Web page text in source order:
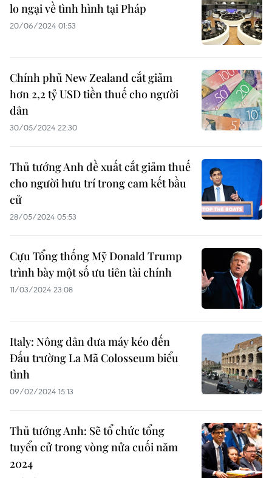
lo ngại về tình hình tại Pháp
20/06/2024 01:53
Chính phủ New Zealand cắt giảm
hơn 2,2 tỷ USD tiền thuế cho người
dân
30/05/2024 22:30
Thủ tướng Anh đề xuất cắt giảm thuế
cho người hưu trí trong cam kết bầu
cử
28/05/2024 05:53
Cựu Tổng thống Mỹ Donald Trump
trình bày một số ưu tiên tài chính
11/03/2024 23:08
Italy: Nông dân đưa máy kéo đến
Đấu trường La Mã Colosseum biểu
tình
09/02/2024 15:13
Thủ tướng Anh: Sẽ tổ chức tổng
tuyển cử trong vòng nửa cuối năm
2024